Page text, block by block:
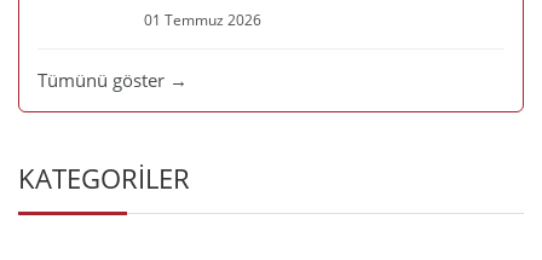
01 Temmuz 2026
Tümünü göster →
KATEGORİLER